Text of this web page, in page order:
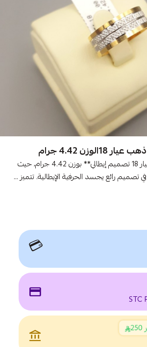
4.42 جرام
اكتشفوا **دبلة ذهب عيار 18 تصميم إيطالي** بوزن 4.42 جرام، حيث
تصميم رائع يجسد الحرفية الإيطالية. تتميز ...
💳
payment
account_balance